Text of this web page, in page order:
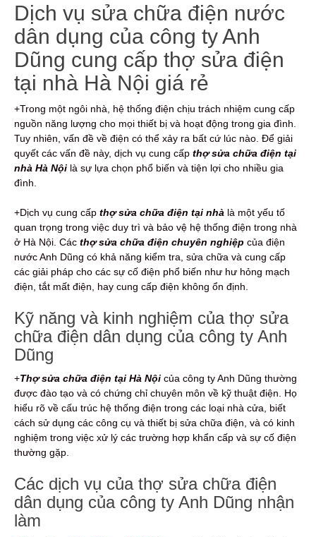
Dịch vụ sửa chữa điện nước
dân dụng của công ty Anh
Dũng cung cấp thợ sửa điện
tại nhà Hà Nội giá rẻ
+Trong một ngôi nhà, hệ thống điện chịu trách nhiệm cung cấp
nguồn năng lượng cho mọi thiết bị và hoạt động trong gia đình.
Tuy nhiên, vấn đề về điện có thể xảy ra bất cứ lúc nào. Để giải
quyết các vấn đề này, dịch vụ cung cấp thợ sửa chữa điện tại
nhà Hà Nội là sự lựa chọn phổ biến và tiện lợi cho nhiều gia
đình.
+Dịch vụ cung cấp thợ sửa chữa điện tại nhà là một yếu tố
quan trọng trong việc duy trì và bảo vệ hệ thống điện trong nhà
ở Hà Nội. Các thợ sửa chữa điện chuyên nghiệp của điện
nước Anh Dũng có khả năng kiểm tra, sửa chữa và cung cấp
các giải pháp cho các sự cố điện phổ biến như hư hỏng mạch
điện, tắt mất điện, hay cung cấp điện không ổn định.
Kỹ năng và kinh nghiệm của thợ sửa
chữa điện dân dụng của công ty Anh
Dũng
+Thợ sửa chữa điện tại Hà Nội của công ty Anh Dũng thường
được đào tạo và có chứng chỉ chuyên môn về kỹ thuật điện. Họ
hiểu rõ về cấu trúc hệ thống điện trong các loại nhà cửa, biết
cách sử dụng các công cụ và thiết bị sửa chữa điện, và có kinh
nghiệm trong việc xử lý các trường hợp khẩn cấp và sự cố điện
thường gặp.
Các dịch vụ của thợ sửa chữa điện
dân dụng của công ty Anh Dũng nhận
làm